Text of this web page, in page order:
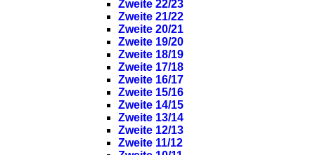
Zweite 22/23
Zweite 21/22
Zweite 20/21
Zweite 19/20
Zweite 18/19
Zweite 17/18
Zweite 16/17
Zweite 15/16
Zweite 14/15
Zweite 13/14
Zweite 12/13
Zweite 11/12